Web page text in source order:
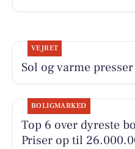
VEJRET
Sol og varme
BOLIGMARKED
Top 6 over dyreste
Priser op til